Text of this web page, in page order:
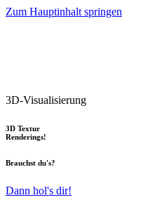
Zum Hauptinhalt springen
3D-Visualisierung
3D Textur
Renderings!
Brauchst du's?
Dann hol's dir!